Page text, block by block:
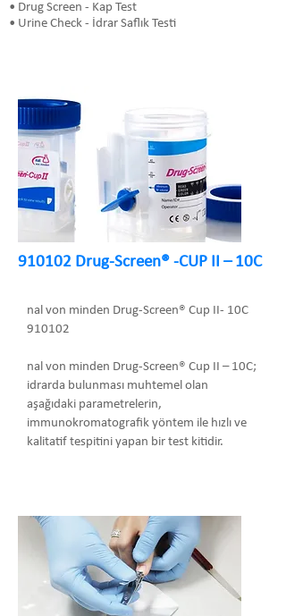
• Drug Screen - Kap Test
• Urine Check - İdrar Saflık Testi
910102 Drug-Screen® -CUP II – 10C
nal von minden Drug-Screen® Cup II- 10C
910102
nal von minden Drug-Screen® Cup II – 10C;
idrarda bulunması muhtemel olan
aşağıdaki parametrelerin,
immunokromatografik yöntem ile hızlı ve
kalitatif tespitini yapan bir test kitidir.